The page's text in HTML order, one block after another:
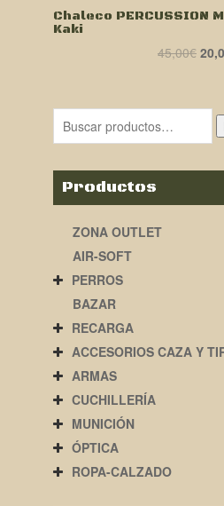
Chaleco PERCUSSION
Kaki
45,00€ El
era:
Productos
ZONA OUTLET
AIR-SOFT
PERROS
BAZAR
RECARGA
ACCESORIOS CAZA Y
ARMAS
CUCHILLERÍA
MUNICIÓN
ÓPTICA
ROPA-CALZADO